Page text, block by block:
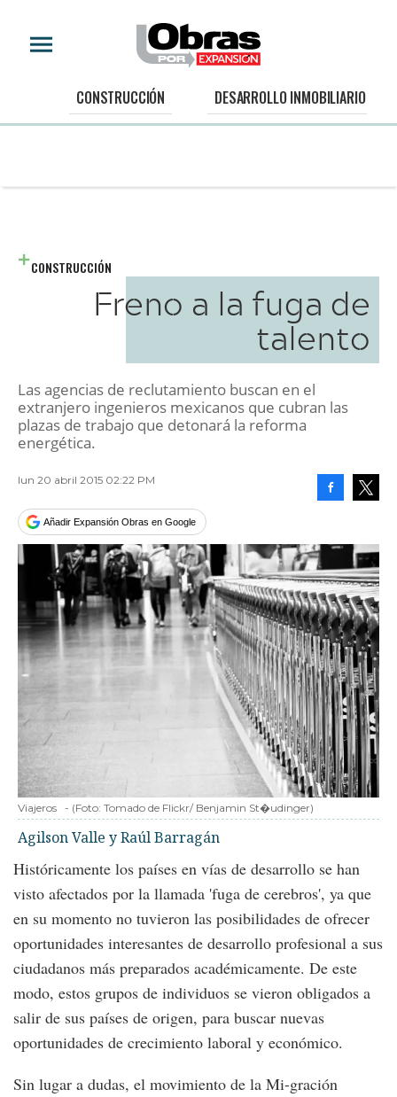
CONSTRUCCIÓN DESARROLLO INMOBILIARIO
CONSTRUCCIÓN
Freno a la fuga de
talento
Las agencias de reclutamiento buscan en el
extranjero ingenieros mexicanos que cubran las
plazas de trabajo que detonará la reforma
energética.
lun 20 abril 2015 02:22 PM
Añadir Expansión Obras en Google
Viajeros - (Foto: Tomado de Flickr/ Benjamin St�udinger)
Agilson Valle y Raúl Barragán
Históricamente los países en vías de desarrollo se han
visto afectados por la llamada 'fuga de cerebros', ya que
en su momento no tuvieron las posibilidades de ofrecer
oportunidades interesantes de desarrollo profesional a sus
ciudadanos más preparados académicamente. De este
modo, estos grupos de individuos se vieron obligados a
salir de sus países de origen, para buscar nuevas
oportunidades de crecimiento laboral y económico.
Sin lugar a dudas, el movimiento de la Mi-gración